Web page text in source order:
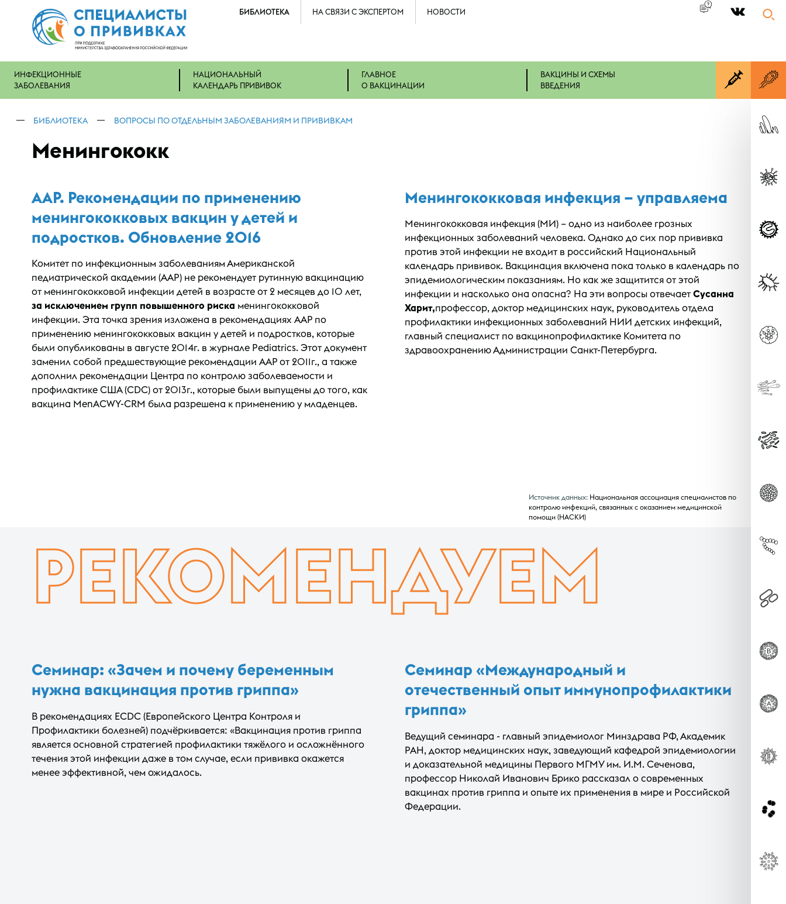
БИБЛИОТЕКА НА СВЯЗИ С ЭКСПЕРТОМ НОВОСТИ |
ИНФЕКЦИОННЫЕ
ЗАБОЛЕВАНИЯ
НАЦИОНАЛЬНЫЙ
КАЛЕНДАРЬ ПРИВИВОК
ГЛАВНОЕ
О ВАКЦИНАЦИИ
ВАКЦИНЫ И СХЕМЫ
ВВЕДЕНИЯ
БИБЛИОТЕКА ВОПРОСЫ ПО ОТДЕЛЬНЫМ ЗАБОЛЕВАНИЯМ И ПРИВИВКАМ
Менингококк
AAP. Рекомендации по применению
менингококковых вакцин у детей и
подростков. Обновление 2016
Комитет по инфекционным заболеваниям Американской
педиатрической академии (AAP) не рекомендует рутинную вакцинацию
от менингококковой инфекции детей в возрасте от 2 месяцев до 10 лет,
за исключением групп повышенного риска менингококковой
инфекции. Эта точка зрения изложена в рекомендациях AAP по
применению менингококковых вакцин у детей и подростков, которые
были опубликованы в августе 2014г. в журнале Pediatrics. Этот документ
заменил собой предшествующие рекомендации AAP от 2011г., а также
дополнил рекомендации Центра по контролю заболеваемости и
профилактике США (CDC) от 2013г., которые были выпущены до того, как
вакцина MenACWY-CRM была разрешена к применению у младенцев.
Менингококковая инфекция – управляема
Менингококковая инфекция (МИ) – одно из наиболее грозных
инфекционных заболеваний человека. Однако до сих пор прививка
против этой инфекции не входит в российский Национальный
календарь прививок. Вакцинация включена пока только в календарь по
эпидемиологическим показаниям. Но как же защитится от этой
инфекции и насколько она опасна? На эти вопросы отвечаетСусанна
Харит,профессор, доктор медицинских наук, руководитель отдела
профилактики инфекционных заболеваний НИИ детских инфекций,
главный специалист по вакцинопрофилактике Комитета по
здравоохранению Администрации Санкт-Петербурга.
Источник данных: Национальная ассоциация специалистов по
контролю инфекций, связанных с оказанием медицинской
помощи (НАСКИ)
РЕКОМЕНДУЕМ
Семинар: «Зачем и почему беременным
нужна вакцинация против гриппа»
В рекомендациях ECDC (Европейского Центра Контроля и
Профилактики болезней) подчёркивается: «Вакцинация против гриппа
является основной стратегией профилактики тяжёлого и осложнённого
течения этой инфекции даже в том случае, если прививка окажется
менее эффективной, чем ожидалось.
Семинар «Международный и
отечественный опыт иммунопрофилактики
гриппа»
Ведущий семинара - главный эпидемиолог Минздрава РФ, Академик
РАН, доктор медицинских наук, заведующий кафедрой эпидемиологии
и доказательной медицины Первого МГМУ им. И.М. Сеченова,
профессор Николай Иванович Брико рассказал о современных
вакцинах против гриппа и опыте их применения в мире и Российской
Федерации.